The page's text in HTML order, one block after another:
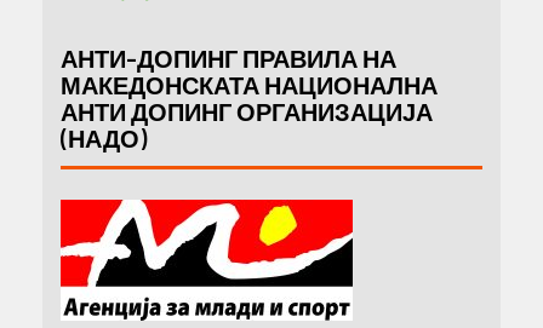
АНТИ-ДОПИНГ ПРАВИЛА НА
МАКЕДОНСКАТА НАЦИОНАЛНА
АНТИ ДОПИНГ ОРГАНИЗАЦИЈА
(НАДО)